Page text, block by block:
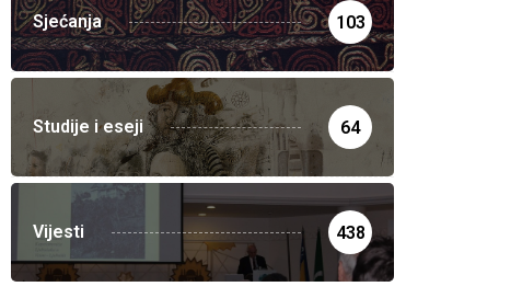
Sjećanja 103
Studije i eseji 64
Vijesti 438